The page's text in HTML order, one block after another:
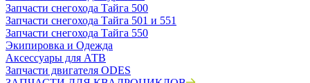
Запчасти снегохода Тайга 500
Запчасти снегохода Тайга 501 и 551
Запчасти снегохода Тайга 550
Экипировка и Одежда
Аксессуары для АТВ
Запчасти двигателя ODES